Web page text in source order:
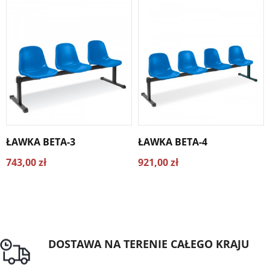
ŁAWKA BETA-3
743,00 zł
ŁAWKA BETA-4
921,00 zł
DOSTAWA NA TERENIE CAŁEGO KRAJU